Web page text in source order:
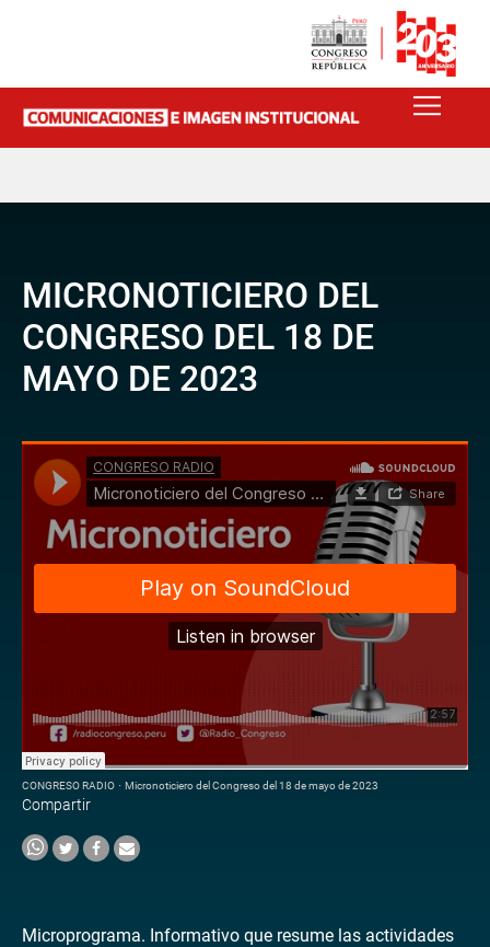
MICRONOTICIERO DEL
CONGRESO DEL 18 DE
MAYO DE 2023
CONGRESO RADIO · Micronoticiero del Congreso del 18 de mayo de 2023
Compartir
Microprograma. Informativo que resume las actividades